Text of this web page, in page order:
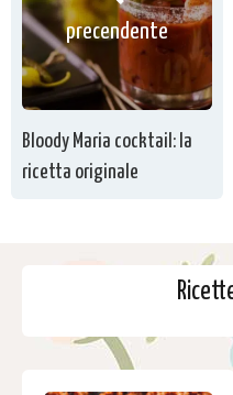
precendente
Bloody Maria cocktail: la
ricetta originale